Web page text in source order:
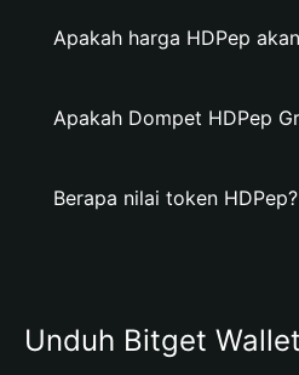
Apakah harga HDPep
Apakah Dompet HDPep
Berapa nilai token HDPep?
Unduh Bitget